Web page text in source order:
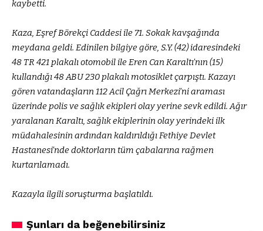
kaybetti.
Kaza, Eşref Börekçi Caddesi ile 71. Sokak kavşağında
meydana geldi. Edinilen bilgiye göre, S.Y. (42) idaresindeki
48 TR 421 plakalı otomobil ile Eren Can Karaltı’nın (15)
kullandığı 48 ABU 230 plakalı motosiklet çarpıştı. Kazayı
gören vatandaşların 112 Acil Çağrı Merkezi’ni araması
üzerinde polis ve sağlık ekipleri olay yerine sevk edildi. Ağır
yaralanan Karaltı, sağlık ekiplerinin olay yerindeki ilk
müdahalesinin ardından kaldırıldığı Fethiye Devlet
Hastanesi’nde doktorların tüm çabalarına rağmen
kurtarılamadı.
Kazayla ilgili soruşturma başlatıldı.
Şunları da beğenebilirsiniz